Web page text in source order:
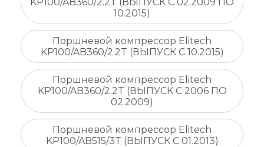
10.2015)
Поршневой компрессор Elitech
KP100/AB360/2.2T (ВЫПУСК С 10.2015)
Поршневой компрессор Elitech
KP100/AB360/2.2T (ВЫПУСК С 2006 ПО
02.2009)
Поршневой компрессор Elitech
KP100/AB515/3T (ВЫПУСК С 01.2013)